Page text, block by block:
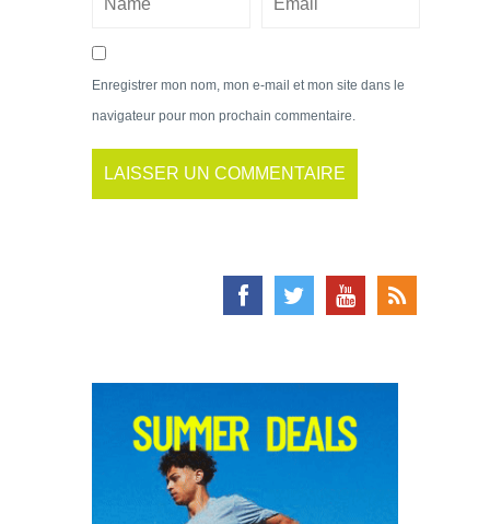
Enregistrer mon nom, mon e-mail et mon site dans le
navigateur pour mon prochain commentaire.